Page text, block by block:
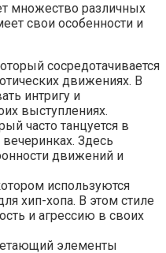
множество различных
свои особенности и
сосредотачивается
движениях. В
интригу и
выступлениях.
часто танцуется в
Здесь
движений и
используются
хип-хопа. В этом стиле
и агрессию в своих
элементы